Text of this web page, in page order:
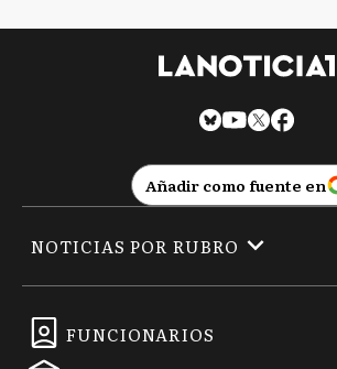
Añadir como fuente en
FUNCIONARIOS
NOTICIAS POR RUBRO